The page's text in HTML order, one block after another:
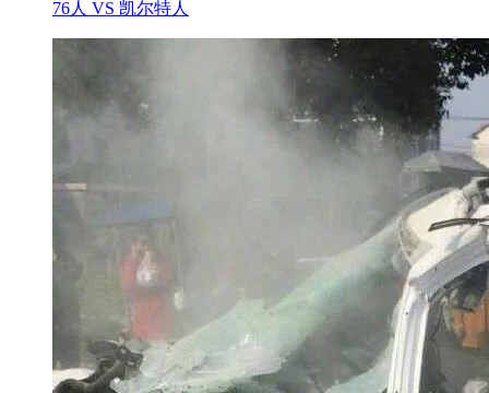
76人 VS 凯尔特人